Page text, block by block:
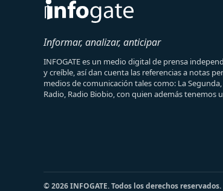
Informar, analizar, anticipar
INFOGATE es un medio digital de prensa
y creíble, así dan cuenta las referencias a notas
medios de comunicación tales como: La Segunda,
Radio, Radio Biobio, con quien además tenemos
© 2026 INFOGATE. Todos los derechos reservados.